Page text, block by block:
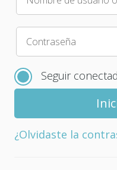
Elige
contraseña
para
cuenta;
debe
Contraseña
Seguir
¿Olvidaste la